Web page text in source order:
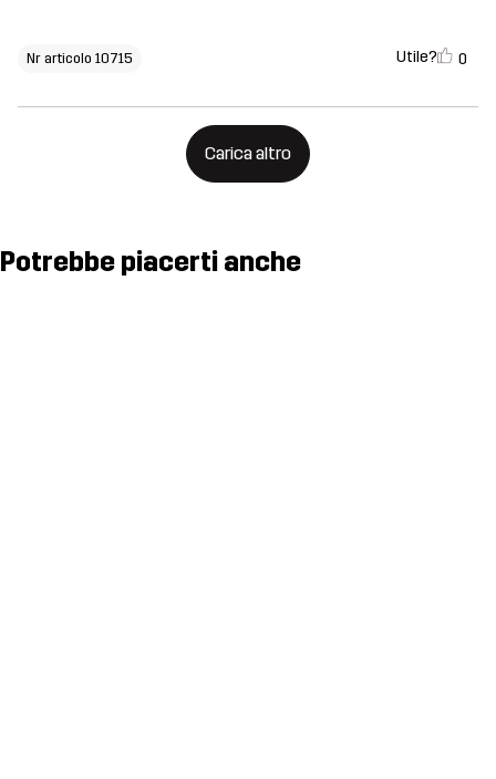
Nr articolo 10715 Utile? 0
Carica altro
Potrebbe piacerti anche